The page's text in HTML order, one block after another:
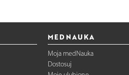
MEDNAUKA
Moja medNauka
Dostosuj